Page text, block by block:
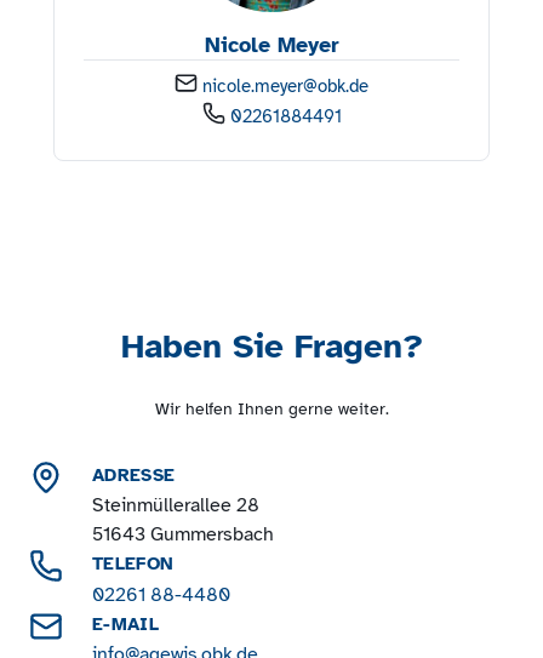
Nicole Meyer
nicole.meyer@obk.de
02261884491
Haben Sie Fragen?
Wir helfen Ihnen gerne weiter.
ADRESSE
Steinmüllerallee 28
51643 Gummersbach
TELEFON
02261 88-4480
E-MAIL